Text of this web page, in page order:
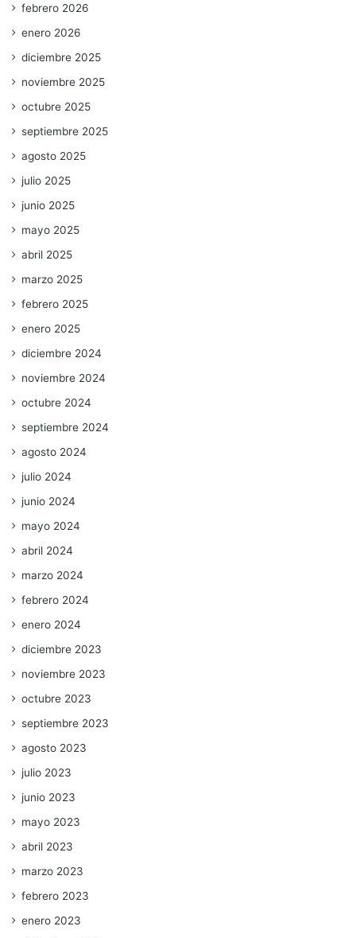
febrero 2026
enero 2026
diciembre 2025
noviembre 2025
octubre 2025
septiembre 2025
agosto 2025
julio 2025
junio 2025
mayo 2025
abril 2025
marzo 2025
febrero 2025
enero 2025
diciembre 2024
noviembre 2024
octubre 2024
septiembre 2024
agosto 2024
julio 2024
junio 2024
mayo 2024
abril 2024
marzo 2024
febrero 2024
enero 2024
diciembre 2023
noviembre 2023
octubre 2023
septiembre 2023
agosto 2023
julio 2023
junio 2023
mayo 2023
abril 2023
marzo 2023
febrero 2023
enero 2023